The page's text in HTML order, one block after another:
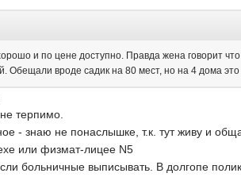
и по цене доступно. Правда жена говорит
Обещали вроде садик на 80 мест, но на 4 дома
терпимо.
- знаю не понаслышке, т.к. тут живу и
или физмат-лицее N5
больничные выписывать. В долгопе